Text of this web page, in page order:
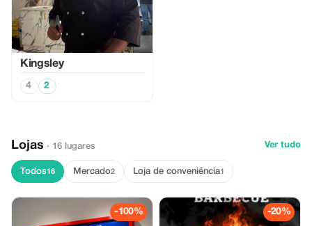
Kingsley
4 2
Lojas · 16 lugares Ver tudo
Todos16 Mercado2 Loja de conveniência1
-100% -20%